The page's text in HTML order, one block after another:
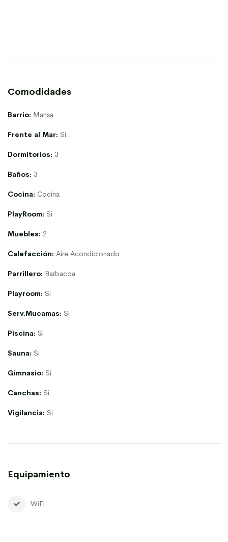
Comodidades
Barrio: Mansa
Frente al Mar: Si
Dormitorios: 3
Baños: 3
Cocina: Cocina
PlayRoom: Si
Muebles: 2
Calefacción: Aire Acondicionado
Parrillero: Barbacoa
Playroom: Si
Serv.Mucamas: Si
Piscina: Si
Sauna: Si
Gimnasio: Si
Canchas: Si
Vigilancia: Si
Equipamiento
WiFi